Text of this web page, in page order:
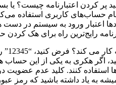
پر کردن اعتبارنامه چیست؟
حساب‌های کاربری استفاده
اعتبار ورود به سیستم در
رایج‌ترین راه برای هک
پر
اگر هکری به یکی از این حساب
کنند. کلید عدم عضویت
به یاد داشته باشید که رمز